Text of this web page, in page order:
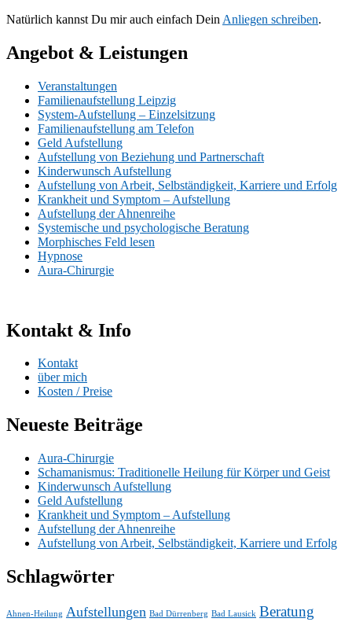
Natürlich kannst Du mir auch einfach Dein Anliegen schreiben.
Angebot & Leistungen
Veranstaltungen
Familienaufstellung Leipzig
System-Aufstellung – Einzelsitzung
Familienaufstellung am Telefon
Geld Aufstellung
Aufstellung von Beziehung und Partnerschaft
Kinderwunsch Aufstellung
Aufstellung von Arbeit, Selbständigkeit, Karriere und Erfolg
Krankheit und Symptom – Aufstellung
Aufstellung der Ahnenreihe
Systemische und psychologische Beratung
Morphisches Feld lesen
Hypnose
Aura-Chirurgie
Kontakt & Info
Kontakt
über mich
Kosten / Preise
Neueste Beiträge
Aura-Chirurgie
Schamanismus: Traditionelle Heilung für Körper und Geist
Kinderwunsch Aufstellung
Geld Aufstellung
Krankheit und Symptom – Aufstellung
Aufstellung der Ahnenreihe
Aufstellung von Arbeit, Selbständigkeit, Karriere und Erfolg
Schlagwörter
Ahnen-Heilung Aufstellungen Bad Dürrenberg Bad Lausick Beratung